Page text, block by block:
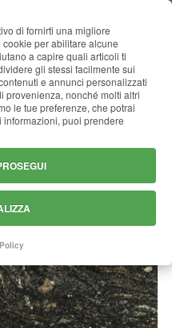
BLUE
di fornirti una migliore
per abilitare alcune
a capire quali articoli ti
gli stessi facilmente sui
e annunci personalizzati
provenienza, nonché molti altri
le tue preferenze, che potrai
puoi prendere